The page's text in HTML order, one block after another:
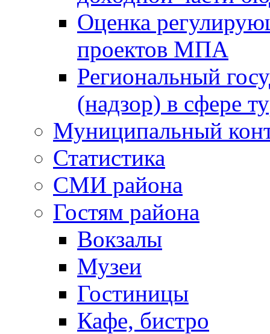
Оценка
проектов МПА
Региональный
(надзор) в сфере
Муниципальный
Статистика
СМИ района
Гостям района
Вокзалы
Музеи
Гостиницы
Кафе, бистро